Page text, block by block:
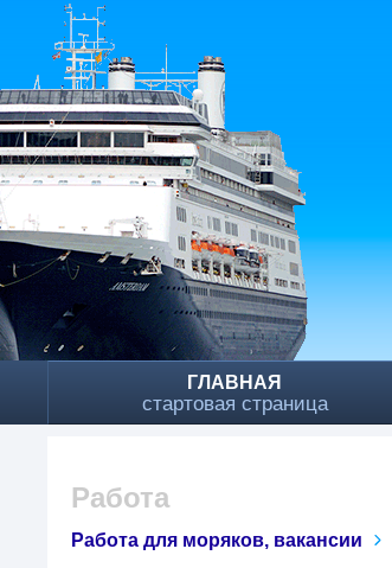
ГЛАВНАЯ
стартовая страница
Работа
Работа для моряков, вакансии